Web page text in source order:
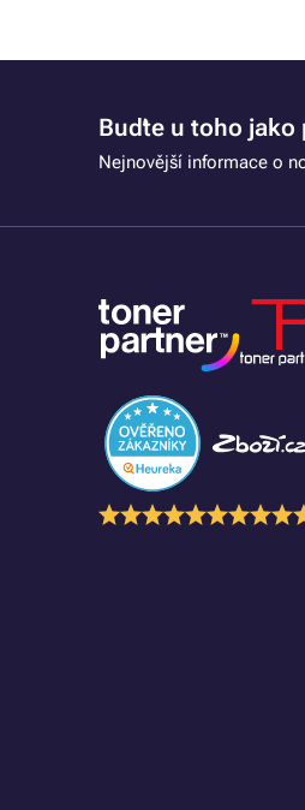
Buďte u toho jako
Nejnovější informace o